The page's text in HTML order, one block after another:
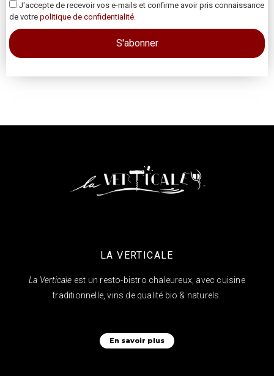
J'accepte de recevoir vos e-mails et confirme avoir pris connaissance
de votre politique de confidentialité.
LA VERTICALE
La Verticale est un resto-bistro chaleureux, avec cuisine
traditionnelle, vins de qualité bio & naturels.
En savoir plus